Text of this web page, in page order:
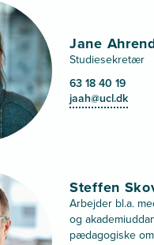
Jane
Studiesekretær
63 18 40 19
jaah@ucl.dk
Steffen
Arbejder bl.a.
og
pædagogiske